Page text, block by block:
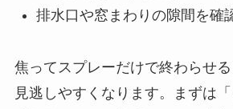
排水口や窓まわりの隙間を確
焦ってスプレーだけで終わらせ
見逃しやすくなります。まずは「